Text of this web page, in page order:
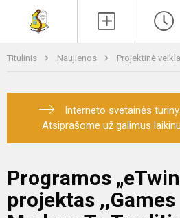
Titulinis Naujienos Projektinė veikla
Interneto svetainės
Atsiprašome už galimus
Programos
projektas